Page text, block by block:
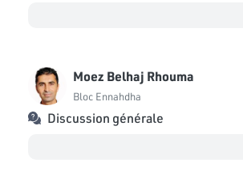
Moez Belhaj Rhouma
Bloc Ennahdha
Discussion générale